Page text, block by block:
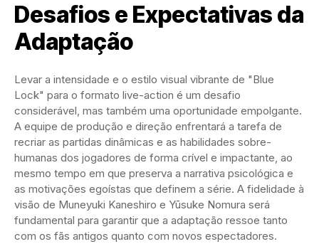
Desafios e Expectativas da
Adaptação
Levar a intensidade e o estilo visual vibrante de "Blue
Lock" para o formato live-action é um desafio
considerável, mas também uma oportunidade empolgante.
A equipe de produção e direção enfrentará a tarefa de
recriar as partidas dinâmicas e as habilidades sobre-
humanas dos jogadores de forma crível e impactante, ao
mesmo tempo em que preserva a narrativa psicológica e
as motivações egoístas que definem a série. A fidelidade à
visão de Muneyuki Kaneshiro e Yūsuke Nomura será
fundamental para garantir que a adaptação ressoe tanto
com os fãs antigos quanto com novos espectadores.